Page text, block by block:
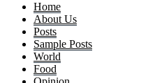
Home
About Us
Posts
Sample Posts
World
Food